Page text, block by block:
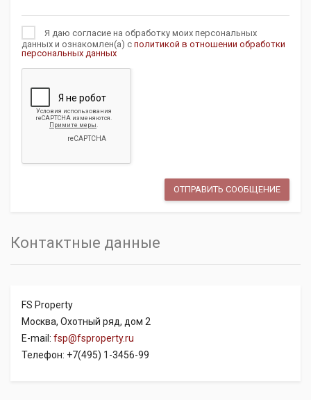
Я даю согласие на обработку моих персональных
данных и ознакомлен(а) с политикой в отношении обработки
персональных данных
Контактные данные
FS Property
Москва, Охотный ряд, дом 2
E-mail: fsp@fsproperty.ru
Телефон: +7(495) 1-3456-99